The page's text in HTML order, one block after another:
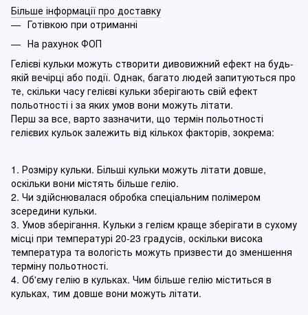
Більше інформації про доставку
Готівкою при отриманні
На рахунок ФОП
Гелієві кульки можуть створити дивовижний ефект на будь-
якій вечірці або події. Однак, багато людей запитуються про
те, скільки часу гелієві кульки зберігають свій ефект
польотності і за яких умов вони можуть літати.
Перш за все, варто зазначити, що термін польотності
гелієвих кульок залежить від кількох факторів, зокрема:
1. Розміру кульки. Більші кульки можуть літати довше,
оскільки вони містять більше гелію.
2. Чи здійснювалася обробка спеціальним полімером
зсередини кульки.
3. Умов зберігання. Кульки з гелієм краще зберігати в сухому
місці при температурі 20-23 градусів, оскільки висока
температура та вологість можуть призвести до зменшення
терміну польотності.
4. Об'єму гелію в кульках. Чим більше гелію міститься в
кульках, тим довше вони можуть літати.